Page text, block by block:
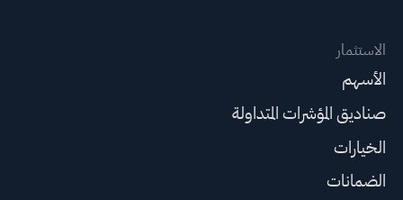
الاستثمار
الأسهم
صناديق المؤشرات المتداولة
الخيارات
الضمانات